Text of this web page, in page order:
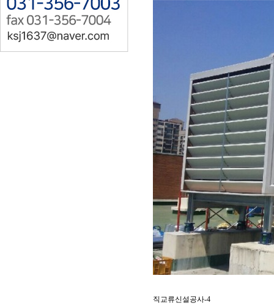
직교류신설공사-4